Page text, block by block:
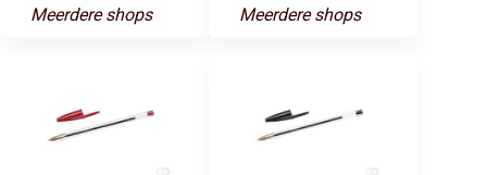
Meerdere shops Meerdere shops